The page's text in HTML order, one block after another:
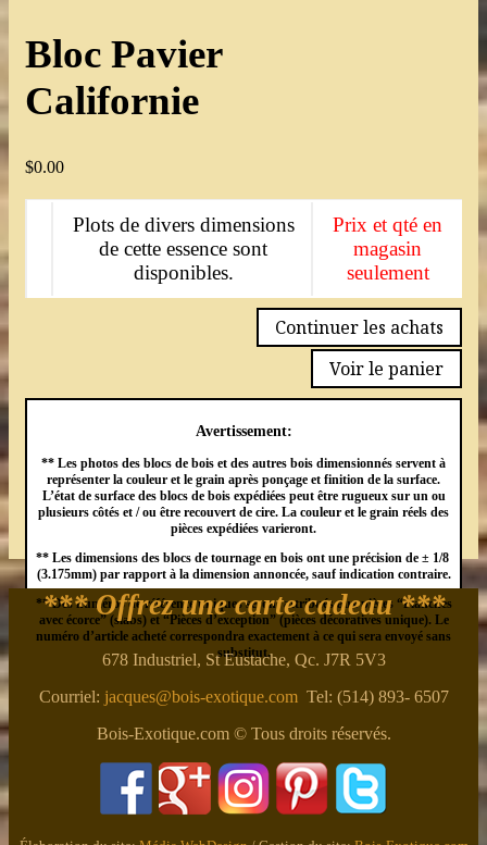
Bloc Pavier
Californie
$0.00
Plots de divers dimensions
de cette essence sont
disponibles.
Prix et qté en
magasin
seulement
Continuer les achats
Voir le panier
Avertissement:
** Les photos des blocs de bois et des autres bois dimensionnés servent à
représenter la couleur et le grain après ponçage et finition de la surface.
L’état de surface des blocs de bois expédiées peut être rugueux sur un ou
plusieurs côtés et / ou être recouvert de cire. La couleur et le grain réels des
pièces expédiées varieront.
** Les dimensions des blocs de tournage en bois ont une précision de ± 1/8
(3.175mm) par rapport à la dimension annoncée, sauf indication contraire.
** Des numéros de référence uniques seront attribués aux pièces “Planches
avec écorce” (slabs) et “Pièces d’exception” (pièces décoratives unique). Le
numéro d’article acheté correspondra exactement à ce qui sera envoyé sans
substitut.
*** Offrez une carte cadeau ***
678 Industriel, St Eustache, Qc. J7R 5V3
Courriel: jacques@bois-exotique.comTel: (514) 893- 6507
Bois-Exotique.com © Tous droits réservés.